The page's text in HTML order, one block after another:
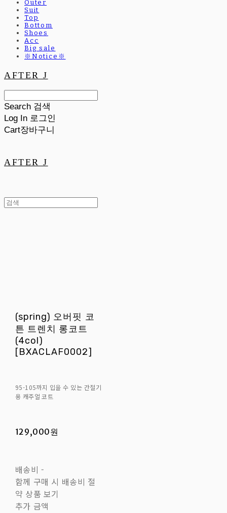
Outer
Suit
Top
Bottom
Shoes
Acc
Big sale
※Notice※
AFTER J
Search 검색
Log In 로그인
Cart장바구니
AFTER J
(spring) 오버핏 코
튼 트렌치 롱코트
(4col)
[BXACLAF0002]
95-105까지 입을 수 있는 간절기
용 캐주얼 코트
129,000원
배송비 -
함께 구매 시 배송비 절
약 상품 보기
추가 금액